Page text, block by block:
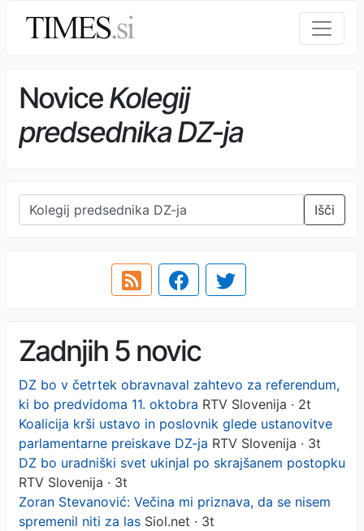
NoviceKolegij
predsednika DZ-ja
Išči
Zadnjih 5 novic
DZ bo v četrtek obravnaval zahtevo za referendum,
ki bo predvidoma 11. oktobra RTV Slovenija · 2t
Koalicija krši ustavo in poslovnik glede ustanovitve
parlamentarne preiskave DZ-ja RTV Slovenija · 3t
DZ bo uradniški svet ukinjal po skrajšanem postopku
RTV Slovenija · 3t
Zoran Stevanović: Večina mi priznava, da se nisem
spremenil niti za las Siol.net · 3t